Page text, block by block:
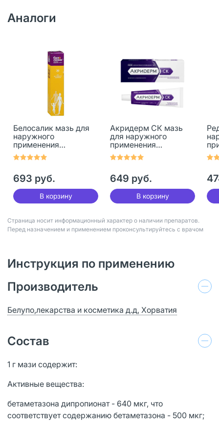
Аналоги
Белосалик мазь для
наружного
применения
0,05%+3% 30 г 1 шт
693 руб.
В корзину
Акридерм СК мазь
для наружного
применения
0,05%+3% 30 г 1 шт
649 руб.
В корзину
Страница носит информационный характер о наличии препаратов.
Перед назначением и применением проконсультируйтесь с врачом
Инструкция по применению
Производитель
Белупо,лекарства и косметика д.д, Хорватия
Состав
1 г мази содержит:
Активные вещества:
бетаметазона дипропионат - 640 мкг, что
соответствует содержанию бетаметазона - 500 мкг;